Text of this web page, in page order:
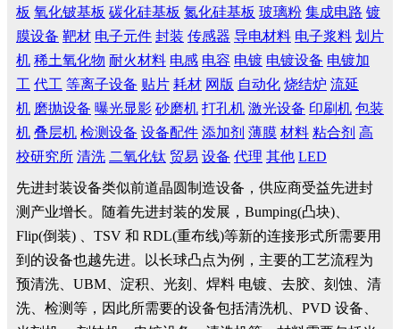
板 氧化铍基板 碳化硅基板 氮化硅基板 玻璃粉 集成电路 镀
膜设备 靶材 电子元件 封装 传感器 导电材料 电子浆料 划片
机 稀土氧化物 耐火材料 电感 电容 电镀 电镀设备 电镀加
工 代工 等离子设备 贴片 耗材 网版 自动化 烧结炉 流延
机 磨抛设备 曝光显影 砂磨机 打孔机 激光设备 印刷机 包装
机 叠层机 检测设备 设备配件 添加剂 薄膜 材料 粘合剂 高
校研究所 清洗 二氧化钛 贸易 设备 代理 其他 LED
先进封装设备类似前道晶圆制造设备，供应商受益先进封
测产业增长。随着先进封装的发展，Bumping(凸块)、
Flip(倒装) 、TSV 和 RDL(重布线)等新的连接形式所需要用
到的设备也越先进。以长球凸点为例，主要的工艺流程为
预清洗、UBM、淀积、光刻、焊料 电镀、去胶、刻蚀、清
洗、检测等，因此所需要的设备包括清洗机、PVD 设备、